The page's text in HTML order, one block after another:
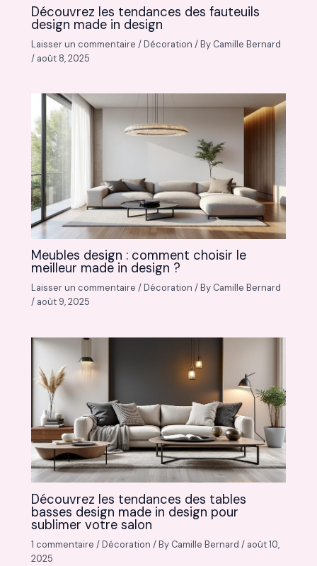
Découvrez les tendances des fauteuils
design made in design
Laisser un commentaire /Décoration / By Camille Bernard
/ août 8, 2025
Meubles design : comment choisir le
meilleur made in design ?
Laisser un commentaire /Décoration / By Camille Bernard
/ août 9, 2025
Découvrez les tendances des tables
basses design made in design pour
sublimer votre salon
1 commentaire /Décoration / By Camille Bernard/ août 10,
2025